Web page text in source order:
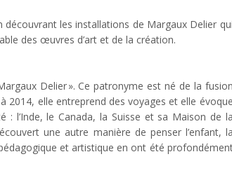
découvrant les installations de Margaux Delier qui
des œuvres d’art et de la création.
Delier ». Ce patronyme est né de la fusion
à 2014, elle entreprend des voyages et elle évoque
: l’Inde, le Canada, la Suisse et sa Maison de la
une autre manière de penser l’enfant, la
et artistique en ont été